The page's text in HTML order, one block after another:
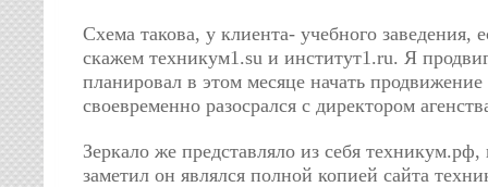
Схема такова, у клиента- учебного заведения,
скажем техникум1.su и институт1.ru. Я
планировал в этом месяце начать
своевременно разосрался с директором
Зеркало же представляло из себя
заметил он являлся полной копией сайта